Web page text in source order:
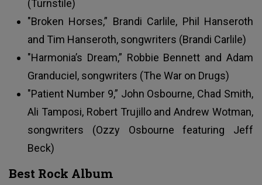
(Turnstile)
"Broken Horses,” Brandi Carlile, Phil Hanseroth
and Tim Hanseroth, songwriters (Brandi Carlile)
"Harmonia’s Dream,” Robbie Bennett and Adam
Granduciel, songwriters (The War on Drugs)
"Patient Number 9,” John Osbourne, Chad Smith,
Ali Tamposi, Robert Trujillo and Andrew Wotman,
songwriters (Ozzy Osbourne featuring Jeff
Beck)
Best Rock Album